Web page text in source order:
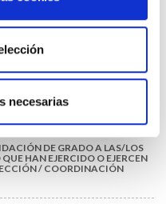
necesarias
NO MEJORA LAS
QUE ATIENDEN A
EXIGE MEDIDAS
DE GRADO A LAS/LOS
HAN EJERCIDO O EJERCEN
/ COORDINACIÓN